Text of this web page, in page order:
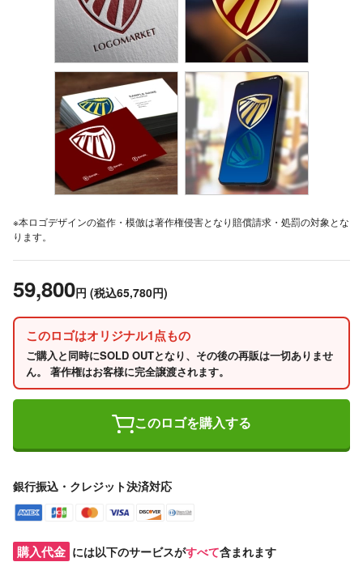
※本ロゴデザインの盗作・模倣は著作権侵害となり賠償請求・処罰の対象とな
ります。
59,800円 (税込65,780円)
このロゴはオリジナル1点もの
ご購入と同時にSOLD OUTとなり、その後の再販は一切ありませ
ん。 著作権はお客様に完全譲渡されます。
このロゴを購入する
銀行振込・クレジット決済対応
購入代金 には以下のサービスがすべて含まれます